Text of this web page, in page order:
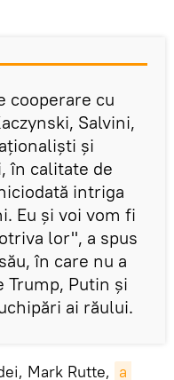
cooperare cu
Salvini,
și
în calitate de
intriga
Eu și voi vom fi
lor", a spus
în care nu a
Trump, Putin și
ai răului.
Mark Rutte, a